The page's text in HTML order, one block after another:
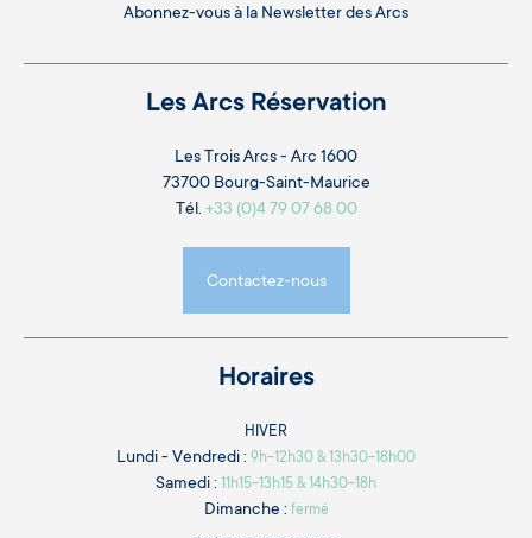
Abonnez-vous à la Newsletter des Arcs
Les Arcs Réservation
Les Trois Arcs - Arc 1600
73700 Bourg-Saint-Maurice
Tél. +33 (0)4 79 07 68 00
Contactez-nous
Horaires
HIVER
Lundi - Vendredi : 9h-12h30 & 13h30-18h00
Samedi : 11h15-13h15 & 14h30-18h
Dimanche : fermé